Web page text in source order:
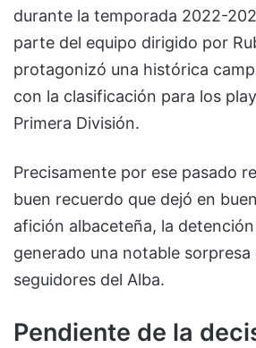
durante la temporada 2022-
parte del equipo dirigido por
protagonizó una histórica
con la clasificación para los
Primera División.
Precisamente por ese pasado
buen recuerdo que dejó en
afición albaceteña, la
generado una notable sorpresa
seguidores del Alba.
Pendiente de la